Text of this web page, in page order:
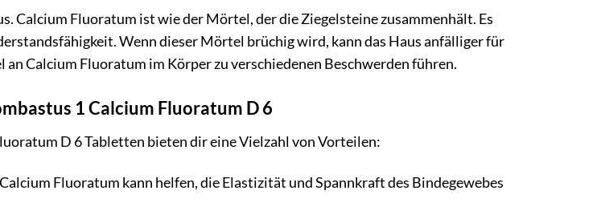
Calcium Fluoratum ist wie der Mörtel, der die Ziegelsteine zusammenhält. Es
Wenn dieser Mörtel brüchig wird, kann das Haus anfälliger für
an Calcium Fluoratum im Körper zu verschiedenen Beschwerden führen.
1 Calcium Fluoratum D 6
D 6 Tabletten bieten dir eine Vielzahl von Vorteilen:
Calcium Fluoratum kann helfen, die Elastizität und Spannkraft des Bindegewebes